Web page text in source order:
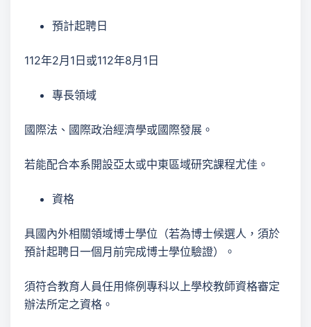
預計起聘日
112年2月1日或112年8月1日
專長領域
國際法、國際政治經濟學或國際發展。
若能配合本系開設亞太或中東區域研究課程尤佳。
資格
具國內外相關領域博士學位（若為博士候選人，須於
預計起聘日一個月前完成博士學位驗證）。
須符合教育人員任用條例專科以上學校教師資格審定
辦法所定之資格。